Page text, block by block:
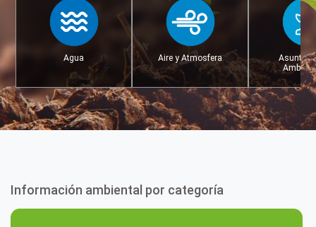
Agua Aire y Atmosfera
Asuntos
Información ambiental por categoría